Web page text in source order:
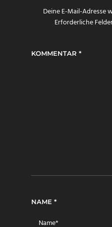
Deine E-Mail-
Erforderliche
KOMMENTAR *
NAME *